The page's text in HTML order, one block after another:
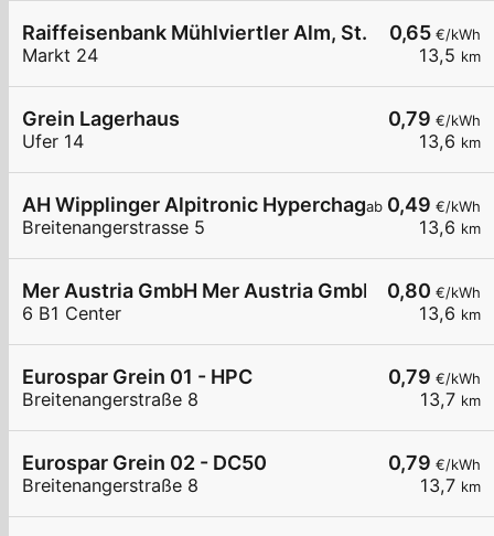
0,65 €/kWh
13,5 km
Raiffeisenbank Mühlviertler Alm, St. Georgen a.
Markt 24
0,79 €/kWh
13,6 km
Grein Lagerhaus
Ufer 14
ab 0,49 €/kWh
13,6 km
AH Wipplinger Alpitronic Hyperchager
Breitenangerstrasse 5
0,80 €/kWh
13,6 km
Mer Austria GmbH Mer Austria GmbH - Ybbs - B1
6 B1 Center
0,79 €/kWh
13,7 km
Eurospar Grein 01 - HPC
Breitenangerstraße 8
0,79 €/kWh
13,7 km
Eurospar Grein 02 - DC50
Breitenangerstraße 8